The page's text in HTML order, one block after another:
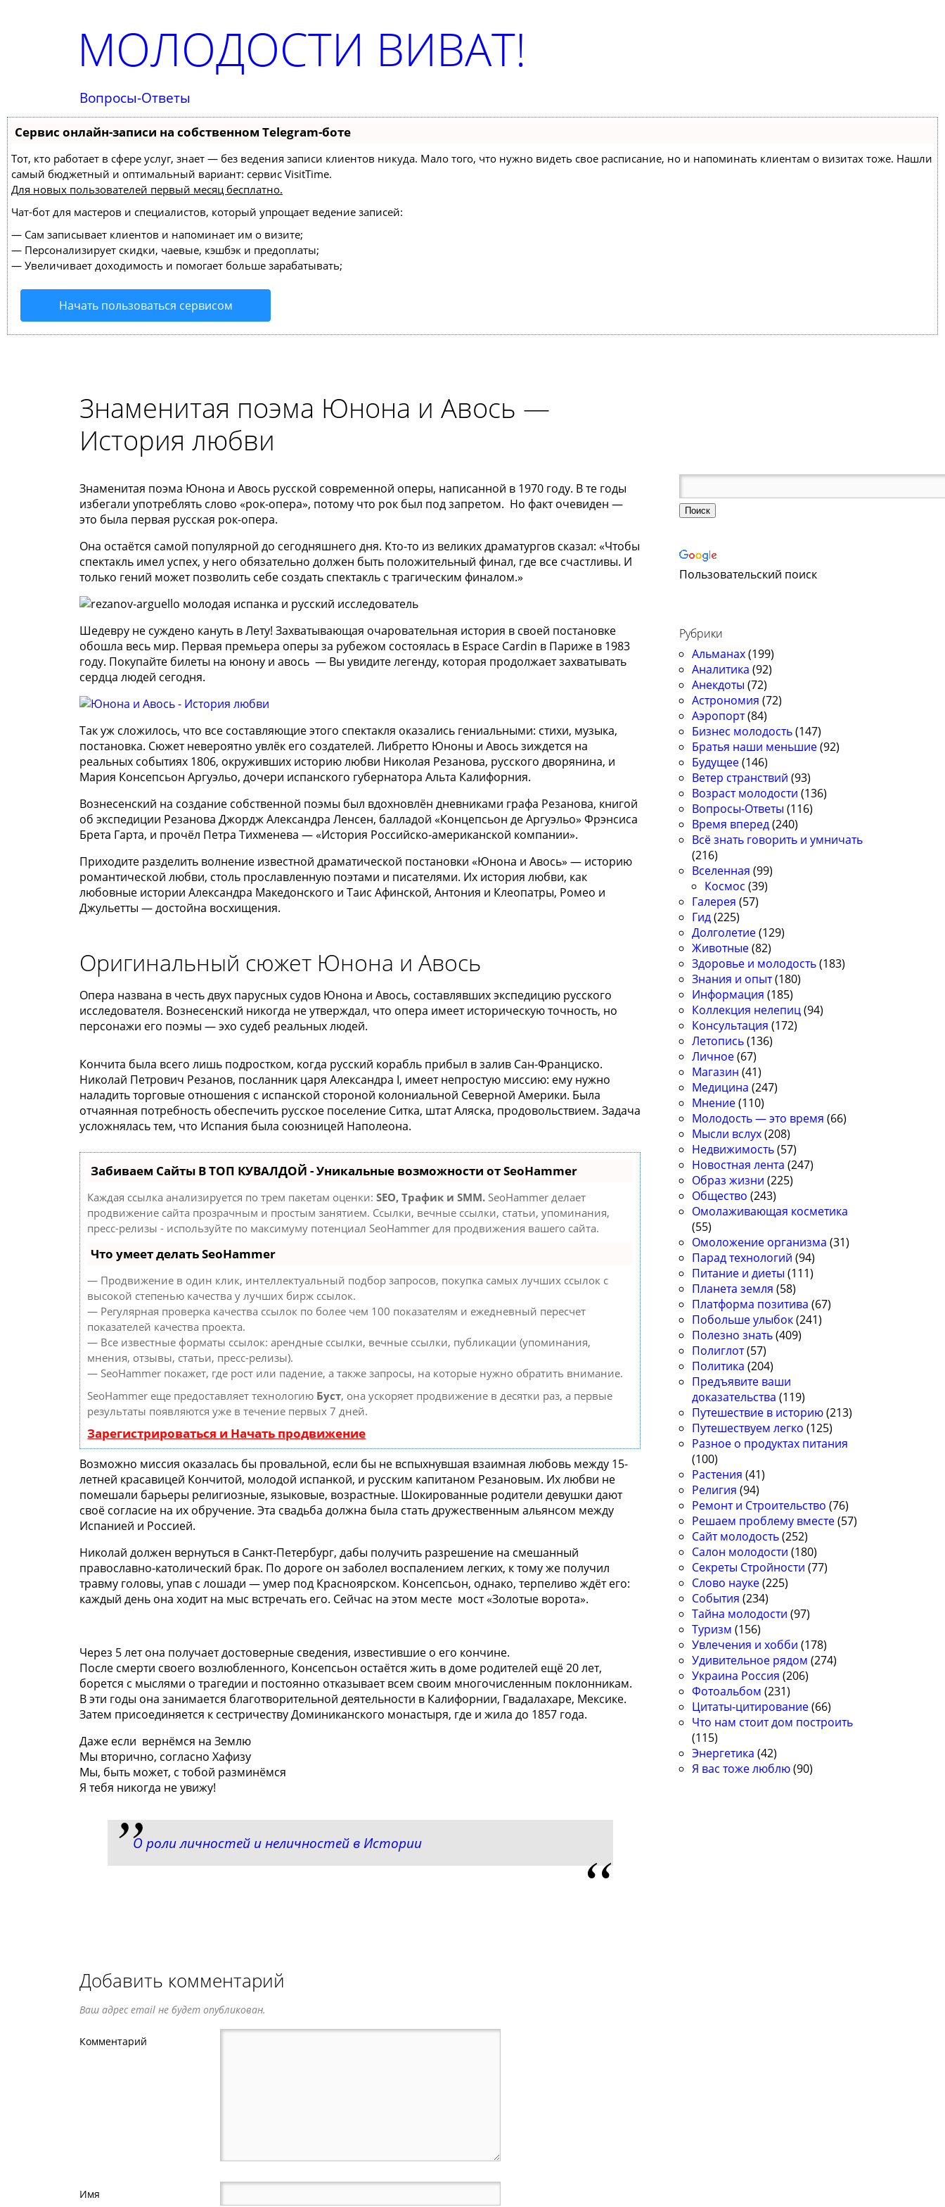
МОЛОДОСТИ ВИВАТ!
Вопросы-Ответы
Сервис онлайн-записи на собственном Telegram-боте
Тот, кто работает в сфере услуг, знает — без ведения записи клиентов никуда. Мало того, что нужно видеть свое расписание, но и напоминать клиентам о визитах тоже. Нашли
самый бюджетный и оптимальный вариант: сервис VisitTime.
Для новых пользователей первый месяц бесплатно.
Чат-бот для мастеров и специалистов, который упрощает ведение записей:
— Сам записывает клиентов и напоминает им о визите;
— Персонализирует скидки, чаевые, кэшбэк и предоплаты;
— Увеличивает доходимость и помогает больше зарабатывать;
Начать пользоваться сервисом
Знаменитая поэма Юнона и Авось —
История любви
Знаменитая поэма Юнона и Авось русской современной оперы, написанной в 1970 году. В те годы
избегали употреблять слово «рок-опера», потому что рок был под запретом. Но факт очевиден —
это была первая русская рок-опера.
Она остаётся самой популярной до сегодняшнего дня. Кто-то из великих драматургов сказал: «Чтобы
спектакль имел успех, у него обязательно должен быть положительный финал, где все счастливы. И
только гений может позволить себе создать спектакль с трагическим финалом.»
Шедевру не суждено кануть в Лету! Захватывающая очаровательная история в своей постановке
обошла весь мир. Первая премьера оперы за рубежом состоялась в Espace Cardin в Париже в 1983
году. Покупайте билеты на юнону и авось — Вы увидите легенду, которая продолжает захватывать
сердца людей сегодня.
Так уж сложилось, что все составляющие этого спектакля оказались гениальными: стихи, музыка,
постановка. Сюжет невероятно увлёк его создателей. Либретто Юноны и Авось зиждется на
реальных событиях 1806, окруживших историю любви Николая Резанова, русского дворянина, и
Мария Консепсьон Аргуэльо, дочери испанского губернатора Альта Калифорния.
Вознесенский на создание собственной поэмы был вдохновлён дневниками графа Резанова, книгой
об экспедиции Резанова Джордж Александра Ленсен, балладой «Концепсьон де Аргуэльо» Фрэнсиса
Брета Гарта, и прочёл Петра Тихменева — «История Российско-американской компании».
Приходите разделить волнение известной драматической постановки «Юнона и Авось» — историю
романтической любви, столь прославленную поэтами и писателями. Их история любви, как
любовные истории Александра Македонского и Таис Афинской, Антония и Клеопатры, Ромео и
Джульетты — достойна восхищения.
Оригинальный сюжет Юнона и Авось
Опера названа в честь двух парусных судов Юнона и Авось, составлявших экспедицию русского
исследователя. Вознесенский никогда не утверждал, что опера имеет историческую точность, но
персонажи его поэмы — эхо судеб реальных людей.
Кончита была всего лишь подростком, когда русский корабль прибыл в залив Сан-Франциско.
Николай Петрович Резанов, посланник царя Александра I, имеет непростую миссию: ему нужно
наладить торговые отношения с испанской стороной колониальной Северной Америки. Была
отчаянная потребность обеспечить русское поселение Ситка, штат Аляска, продовольствием. Задача
усложнялась тем, что Испания была союзницей Наполеона.
Забиваем Сайты В ТОП КУВАЛДОЙ - Уникальные возможности от SeoHammer
Каждая ссылка анализируется по трем пакетам оценки:SEO, Трафик и SMM. SeoHammer делает
продвижение сайта прозрачным и простым занятием. Ссылки, вечные ссылки, статьи, упоминания,
пресс-релизы - используйте по максимуму потенциал SeoHammer для продвижения вашего сайта.
Что умеет делать SeoHammer
— Продвижение в один клик, интеллектуальный подбор запросов, покупка самых лучших ссылок с
высокой степенью качества у лучших бирж ссылок.
— Регулярная проверка качества ссылок по более чем 100 показателям и ежедневный пересчет
показателей качества проекта.
— Все известные форматы ссылок: арендные ссылки, вечные ссылки, публикации (упоминания,
мнения, отзывы, статьи, пресс-релизы).
— SeoHammer покажет, где рост или падение, а также запросы, на которые нужно обратить внимание.
SeoHammer еще предоставляет технологию Буст, она ускоряет продвижение в десятки раз, а первые
результаты появляются уже в течение первых 7 дней.
Зарегистрироваться и Начать продвижение
Возможно миссия оказалась бы провальной, если бы не вспыхнувшая взаимная любовь между 15-
летней красавицей Кончитой, молодой испанкой, и русским капитаном Резановым. Их любви не
помешали барьеры религиозные, языковые, возрастные. Шокированные родители девушки дают
своё согласие на их обручение. Эта свадьба должна была стать дружественным альянсом между
Испанией и Россией.
Николай должен вернуться в Санкт-Петербург, дабы получить разрешение на смешанный
православно-католический брак. По дороге он заболел воспалением легких, к тому же получил
травму головы, упав с лошади — умер под Красноярском. Консепсьон, однако, терпеливо ждёт его:
каждый день она ходит на мыс встречать его. Сейчас на этом месте мост «Золотые ворота».
Через 5 лет она получает достоверные сведения, известившие о его кончине.
После смерти своего возлюбленного, Консепсьон остаётся жить в доме родителей ещё 20 лет,
борется с мыслями о трагедии и постоянно отказывает всем своим многочисленным поклонникам.
В эти годы она занимается благотворительной деятельности в Калифорнии, Гвадалахаре, Мексике.
Затем присоединяется к сестричеству Доминиканского монастыря, где и жила до 1857 года.
Даже если вернёмся на Землю
Мы вторично, согласно Хафизу
Мы, быть может, с тобой разминёмся
Я тебя никогда не увижу!
О роли личностей и неличностей в Истории
Добавить комментарий
Ваш адрес email не будет опубликован.
Комментарий
Имя
Пользовательский поиск
Рубрики
Альманах(199)
Аналитика (92)
Анекдоты (72)
Астрономия (72)
Аэропорт(84)
Бизнес молодость(147)
Братья наши меньшие(92)
Будущее(146)
Ветер странствий (93)
Возраст молодости (136)
Вопросы-Ответы (116)
Время вперед(240)
Всё знать говорить и умничать
(216)
Вселенная (99)
Космос (39)
Галерея (57)
Гид(225)
Долголетие(129)
Животные(82)
Здоровье и молодость(183)
Знания и опыт(180)
Информация (185)
Коллекция нелепиц(94)
Консультация (172)
Летопись(136)
Личное(67)
Магазин (41)
Медицина (247)
Мнение(110)
Молодость — это время (66)
Мысли вслух(208)
Недвижимость(57)
Новостная лента (247)
Образ жизни (225)
Общество (243)
Омолаживающая косметика
(55)
Омоложение организма (31)
Парад технологий (94)
Питание и диеты (111)
Планета земля (58)
Платформа позитива (67)
Побольше улыбок(241)
Полезно знать(409)
Полиглот(57)
Политика (204)
Предъявите ваши
доказательства (119)
Путешествие в историю(213)
Путешествуем легко (125)
Разное о продуктах питания
(100)
Растения (41)
Религия (94)
Ремонт и Строительство (76)
Решаем проблему вместе(57)
Сайт молодость(252)
Салон молодости (180)
Секреты Стройности (77)
Слово науке(225)
События (234)
Тайна молодости (97)
Туризм (156)
Увлечения и хобби (178)
Удивительное рядом (274)
Украина Россия (206)
Фотоальбом (231)
Цитаты-цитирование(66)
Что нам стоит дом построить
(115)
Энергетика (42)
Я вас тоже люблю(90)